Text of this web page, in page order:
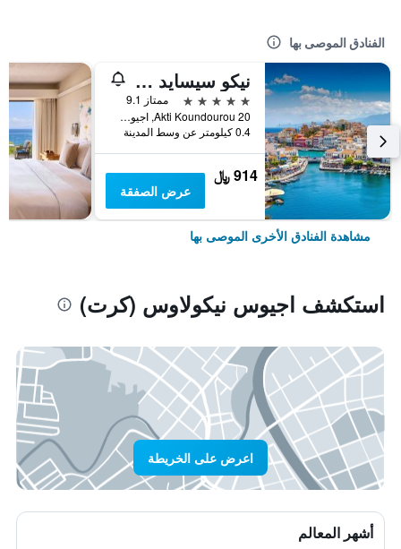
الفنادق الموصى بها
نيكو سيسايد ريزورت إم جاليري - لبالغين فقط
5 نجوم
ممتاز 9.1
Akti Koundourou 20, اجيوس نيكولاوس (كرت), اليونان
0.4 كيلومتر عن وسط المدينة
914 ﷼
عرض الصفقة
مشاهدة الفنادق الأخرى الموصى بها
استكشف اجيوس نيكولاوس (كرت)
اعرض على الخريطة
أشهر المعالم